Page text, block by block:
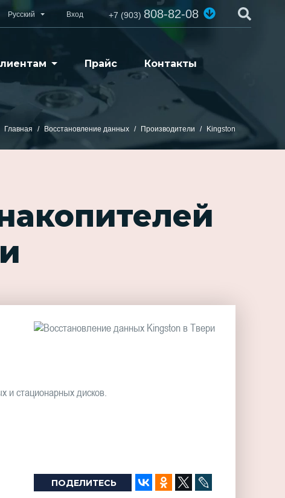
Прайс Контакты
Русский Вход +7 (903)808-82-08
Главная Восстановление данных Производители Kingston
и стационарных дисков.
ПОДЕЛИТЕСЬ